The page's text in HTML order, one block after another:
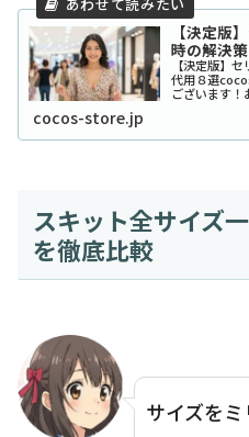
【決定版
時の解決
【決定版】
代用８選
ございます！
リアでチョ
ませんか？
cocos-store.jp
スキット全サイズ
を徹底比較
サイズを